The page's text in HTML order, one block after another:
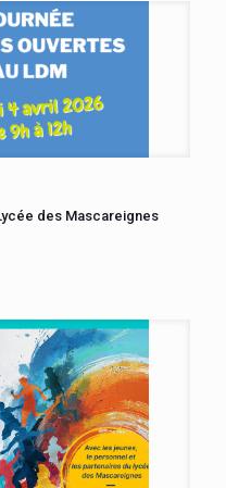
des Mascareignes